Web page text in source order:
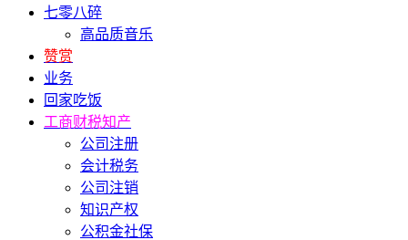
七零八碎
高品质音乐
赞赏
业务
回家吃饭
工商财税知产
公司注册
会计税务
公司注销
知识产权
公积金社保